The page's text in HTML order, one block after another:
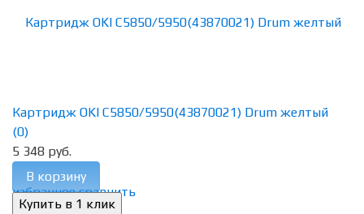
избранное сравнить
Картридж OKI C5850/5950(43870021) Drum желтый
(0)
5 348 руб.
В корзину